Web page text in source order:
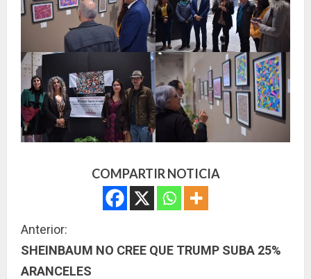
COMPARTIR NOTICIA
S
i
Anterior:
SHEINBAUM NO CREE QUE TRUMP SUBA 25%
ARANCELES